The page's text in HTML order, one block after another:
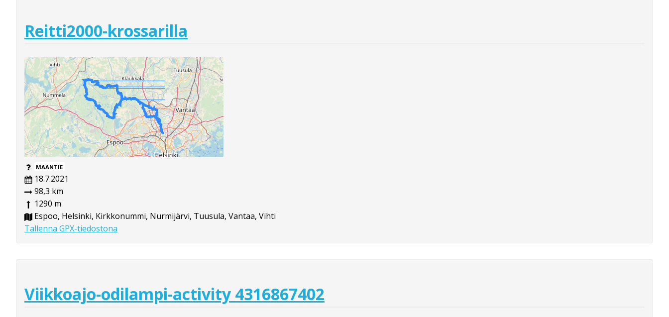
Reitti2000-krossarilla
MAANTIE
18.7.2021
98,3 km
1290 m
Espoo, Helsinki, Kirkkonummi, Nurmijärvi, Tuusula, Vantaa, Vihti
Tallenna GPX-tiedostona
Viikkoajo-odilampi-activity 4316867402